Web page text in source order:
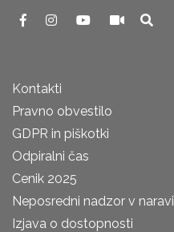
Kontakti
Pravno obvestilo
GDPR in piškotki
Odpiralni čas
Cenik 2025
Neposredni nadzor v naravi
Izjava o dostopnosti